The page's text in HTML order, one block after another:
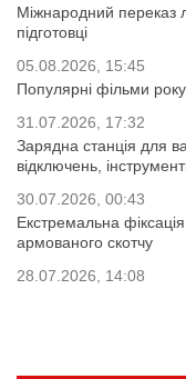
Міжнародний переказ
підготовці
05.08.2026, 15:45
Популярні фільми
31.07.2026, 17:32
Зарядна станція для
відключень,
30.07.2026, 00:43
Екстремальна
армованого скотчу
28.07.2026, 14:08